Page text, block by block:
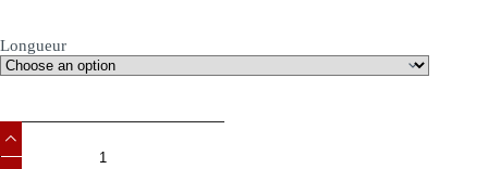
Longueur